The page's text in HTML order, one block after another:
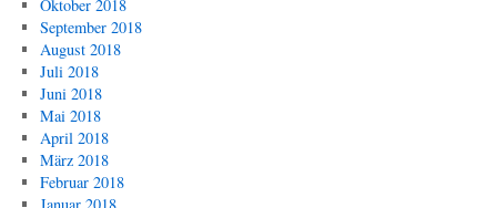
Oktober 2018
September 2018
August 2018
Juli 2018
Juni 2018
Mai 2018
April 2018
März 2018
Februar 2018